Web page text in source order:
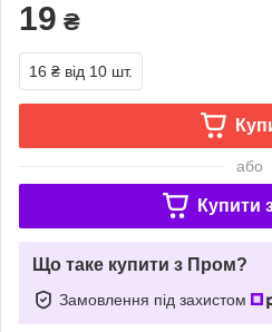
19 ₴
16 ₴ від 10 шт.
або
Купити
Що таке купити з Пром?
Замовлення під захистом